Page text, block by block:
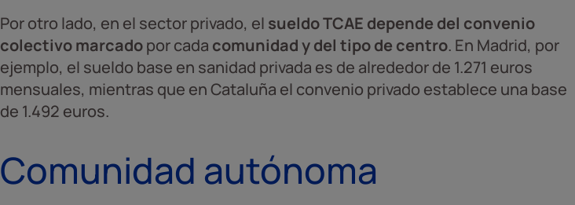
Por otro lado, en el sector privado, el sueldo TCAE depende del convenio
colectivomarcadopor cada comunidad y del tipo de centro. En Madrid, por
ejemplo, el sueldo base en sanidad privada es de alrededor de 1.271 euros
mensuales, mientras que en Cataluña el convenio privado establece una base
de 1.492 euros.
Comunidad autónoma